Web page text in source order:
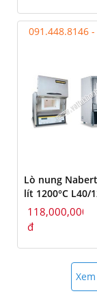
091.448.8146
Lò nung
lít 1200°C L40/
118,000,000
đ